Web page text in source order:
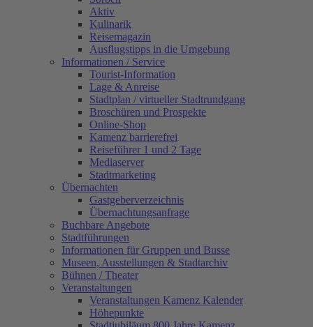
Aktiv
Kulinarik
Reisemagazin
Ausflugstipps in die Umgebung
Informationen / Service
Tourist-Information
Lage & Anreise
Stadtplan / virtueller Stadtrundgang
Broschüren und Prospekte
Online-Shop
Kamenz barrierefrei
Reiseführer 1 und 2 Tage
Mediaserver
Stadtmarketing
Übernachten
Gastgeberverzeichnis
Übernachtungsanfrage
Buchbare Angebote
Stadtführungen
Informationen für Gruppen und Busse
Museen, Ausstellungen & Stadtarchiv
Bühnen / Theater
Veranstaltungen
Veranstaltungen Kamenz Kalender
Höhepunkte